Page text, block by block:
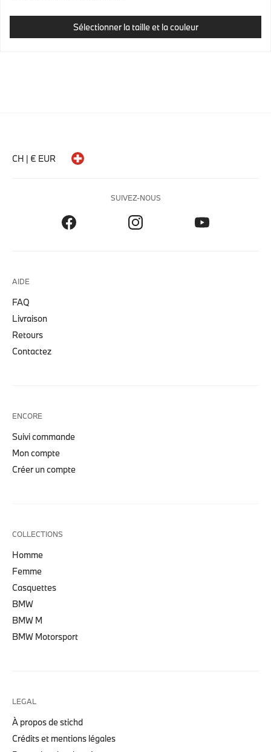
Sélectionner la taille et la couleur
CH | € EUR
SUIVEZ-NOUS
AIDE
FAQ
Livraison
Retours
Contactez
ENCORE
Suivi commande
Mon compte
Créer un compte
COLLECTIONS
Homme
Femme
Casquettes
BMW
BMW M
BMW Motorsport
LEGAL
À propos de stichd
Crédits et mentions légales